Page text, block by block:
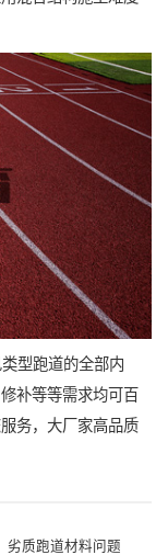
型跑道的全部内
补等等需求均可百
务，大厂家高品质
劣质跑道材料问题